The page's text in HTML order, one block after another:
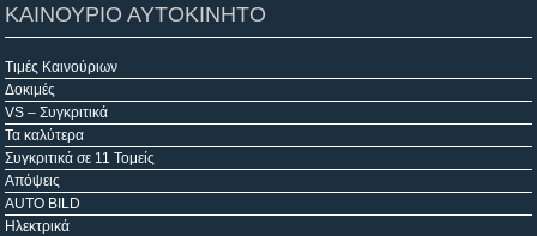
ΚΑΙΝΟΥΡΙΟ ΑΥΤΟΚΙΝΗΤΟ
Τιμές Καινούριων
Δοκιμές
VS – Συγκριτικά
Τα καλύτερα
Συγκριτικά σε 11 Τομείς
Απόψεις
AUTO BILD
Ηλεκτρικά